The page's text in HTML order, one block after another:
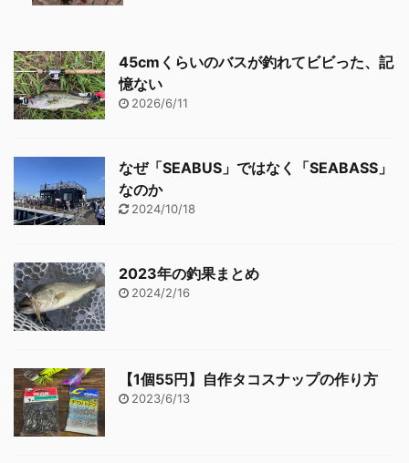
45cmくらいのバスが釣れてビビった、記
憶ない
2026/6/11
なぜ「SEABUS」ではなく「SEABASS」
なのか
2024/10/18
2023年の釣果まとめ
2024/2/16
【1個55円】自作タコスナップの作り方
2023/6/13